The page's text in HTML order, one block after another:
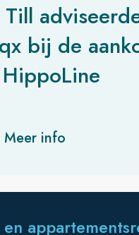
Till
bij de
Meer info
en